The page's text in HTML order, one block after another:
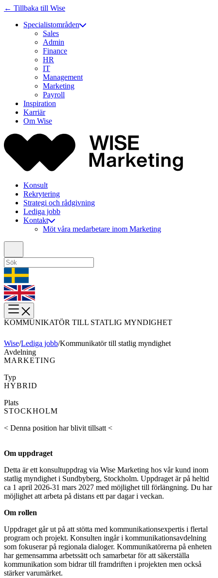
← Tillbaka till Wise
Specialistområden
Sales
Admin
Finance
HR
IT
Management
Marketing
Payroll
Inspiration
Karriär
Om Wise
Konsult
Rekrytering
Strategi och rådgivning
Lediga jobb
Kontakt
Möt våra medarbetare inom Marketing
KOMMUNIKATÖR TILL STATLIG MYNDIGHET
Wise/Lediga jobb/Kommunikatör till statlig myndighet
Avdelning
MARKETING
Typ
HYBRID
Plats
STOCKHOLM
< Denna position har blivit tillsatt <
Om uppdraget
Detta är ett konsultuppdrag via Wise Marketing hos vår kund inom
statlig myndighet i Sundbyberg, Stockholm. Uppdraget är på heltid
ca 1 april 2026-31 mars 2027 med möjlighet till förlängning. Du har
möjlighet att arbeta på distans ett par dagar i veckan.
Om rollen
Uppdraget går ut på att stötta med kommunikationsexpertis i flertal
program och projekt. Konsulten ingår i kommunikationsavdelning
som fokuserar på regionala dialoger. Kommunikatörerna på enheten
har gemensamma arbetssätt och samarbetar för att säkerställa
kommunikation som bidrar till framdriften i projekten men också
stärker varumärket.